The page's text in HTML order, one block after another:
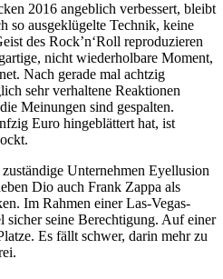
2016 angeblich verbessert, bleibt
so ausgeklügelte Technik, keine
des Rock’n‘Roll reproduzieren
nicht wiederholbare Moment,
Nach gerade mal achtzig
sehr verhaltene Reaktionen
Meinungen sind gespalten.
Euro hingeblättert hat, ist
Unternehmen Eyellusion
Dio auch Frank Zappa als
Im Rahmen einer Las-Vegas-
sicher seine Berechtigung. Auf einer
Es fällt schwer, darin mehr zu